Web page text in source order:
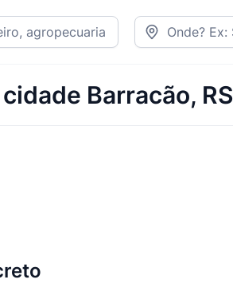
Barracão, RS